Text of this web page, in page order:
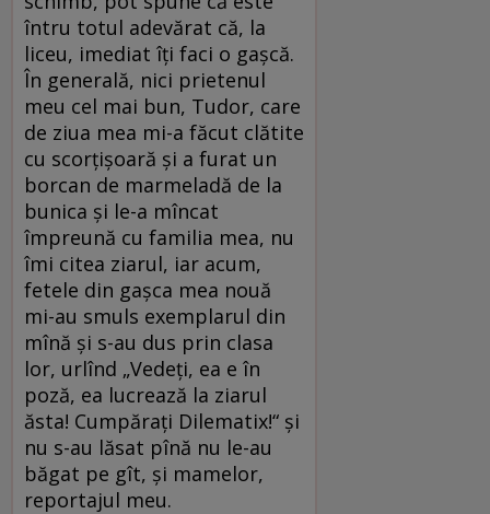
întru totul adevărat că, la
liceu, imediat îţi faci o gaşcă.
În generală, nici prietenul
meu cel mai bun, Tudor, care
de ziua mea mi-a făcut clătite
cu scorţişoară şi a furat un
borcan de marmeladă de la
bunica şi le-a mîncat
împreună cu familia mea, nu
îmi citea ziarul, iar acum,
fetele din gaşca mea nouă
mi-au smuls exemplarul din
mînă şi s-au dus prin clasa
lor, urlînd „Vedeţi, ea e în
poză, ea lucrează la ziarul
ăsta! Cumpăraţi Dilematix!“ şi
nu s-au lăsat pînă nu le-au
băgat pe gît, şi mamelor,
reportajul meu.